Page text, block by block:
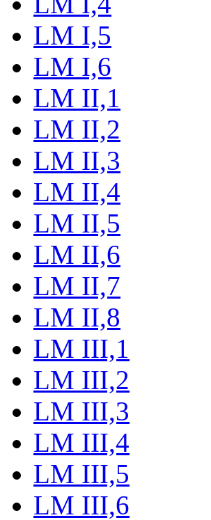
LM I,5
LM I,6
LM II,1
LM II,2
LM II,3
LM II,4
LM II,5
LM II,6
LM II,7
LM II,8
LM III,1
LM III,2
LM III,3
LM III,4
LM III,5
LM III,6